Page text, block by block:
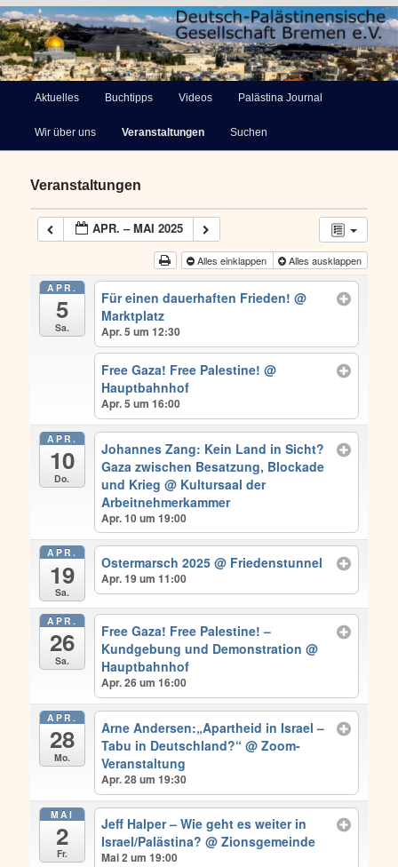
Deutsch-Palästinensische
Zum
primären
springen
Aktuelles Buchtipps Videos Palästina Journal
Wir über uns Veranstaltungen Suchen
Veranstaltungen
APR. – MAI 2025
Alles einklappen Alles ausklappen
APR.
5
Sa.
Für einen dauerhaften Frieden!@
Marktplatz
Apr. 5 um 12:30
Free Gaza! Free Palestine!@
Hauptbahnhof
Apr. 5 um 16:00
APR.
10
Do.
Johannes Zang: Kein Land in Sicht?
Gaza zwischen Besatzung, Blockade
und Krieg@ Kultursaal der
Arbeitnehmerkammer
Apr. 10 um 19:00
APR.
19
Sa.
Ostermarsch 2025@ Friedenstunnel
Apr. 19 um 11:00
APR.
26
Sa.
Free Gaza! Free Palestine! –
Kundgebung und Demonstration@
Hauptbahnhof
Apr. 26 um 16:00
APR.
28
Mo.
Arne Andersen:„Apartheid in Israel –
Tabu in Deutschland?“@ Zoom-
Veranstaltung
Apr. 28 um 19:30
MAI
2
Fr.
Jeff Halper – Wie geht es weiter in
Israel/Palästina?@ Zionsgemeinde
Mai 2 um 19:00